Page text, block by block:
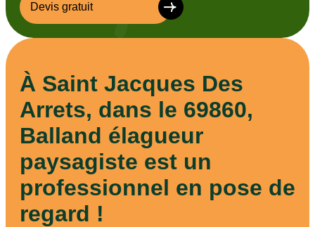
Devis gratuit
À Saint Jacques Des
Arrets, dans le 69860,
Balland élagueur
paysagiste est un
professionnel en pose de
regard !